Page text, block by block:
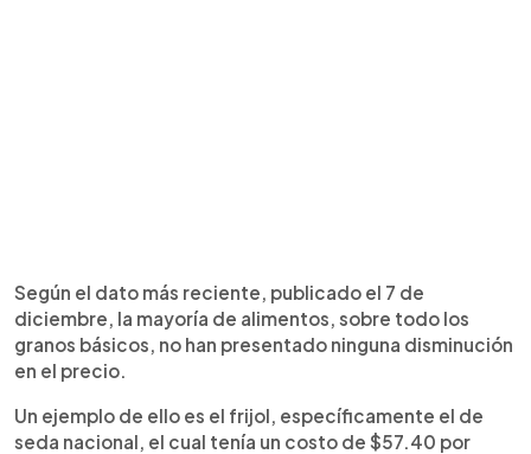
Según el dato más reciente, publicado el 7 de
diciembre, la mayoría de alimentos, sobre todo los
granos básicos, no han presentado ninguna disminución
en el precio.
Un ejemplo de ello es el frijol, específicamente el de
seda nacional, el cual tenía un costo de $57.40 por